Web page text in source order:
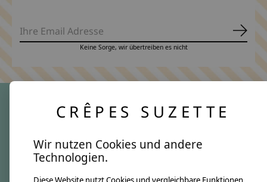
Keine Sorge, wir übertreiben es nicht
Über uns
Unsere Creppies
CRÊPES SUZETTE
Wir nutzen Cookies und andere
Technologien.